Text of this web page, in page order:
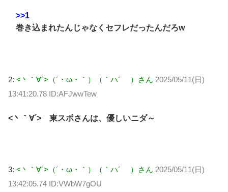
>>1
巻き込まれたんじゃなくセフレだったんだろw
2: <丶｀∀´>（´・ω・｀）（｀ハ´ ）さん 2025/05/11(日)
13:41:20.78 ID:AFJwwTew
<丶｀∀´> 東スポさんは、優しいニダ～
3: <丶｀∀´>（´・ω・｀）（｀ハ´ ）さん 2025/05/11(日)
13:42:05.74 ID:VWbW7gOU